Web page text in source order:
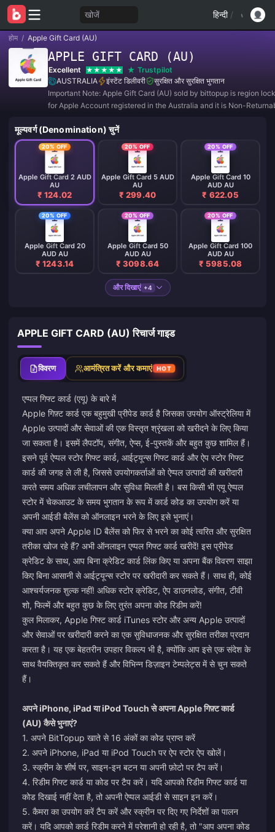
खोजें हिन्दी /
होम / Apple Gift Card (AU)
APPLE GIFT CARD (AU)
Excellent
Trustpilot
AUSTRALIA
इंस्टेंट डिलीवरी
सुरक्षित और सुरक्षित भुगतान
Important Note: Apple Gift Card (AU) sold by bittopup is region
for Apple Account registered in the Australia and it is Non-
मूल्यवर्ग (Denomination) चुनें
20% OFF
Apple Gift Card 2 AUD
AU
₹ 124.02
20% OFF
Apple Gift Card 5 AUD
AU
₹ 299.40
20% OFF
Apple Gift Card 10
AUD AU
₹ 622.05
20% OFF
Apple Gift Card 20
AUD AU
₹ 1243.14
20% OFF
Apple Gift Card 50
AUD AU
₹ 3098.64
20% OFF
Apple Gift Card 100
AUD AU
₹ 5985.08
और दिखाएं +4
APPLE GIFT CARD (AU) रिचार्ज गाइड
विवरण आमंत्रित करें और कमाएं HOT
एप्पल गिफ्ट कार्ड (एयू) के बारे में
Apple गिफ़्ट कार्ड एक बहुमुखी प्रीपेड कार्ड है जिसका उपयोग ऑस्ट्रेलिया में
Apple उत्पादों और सेवाओं की एक विस्तृत श्रृंखला को खरीदने के लिए किया
जा सकता है। इसमें लैपटॉप, संगीत, ऐप्स, ई-पुस्तकें और बहुत कुछ शामिल हैं।
इसने पूर्व ऐप्पल स्टोर गिफ्ट कार्ड, आईट्यून्स गिफ्ट कार्ड और ऐप स्टोर गिफ्ट
कार्ड की जगह ले ली है, जिससे उपयोगकर्ताओं को ऐप्पल उत्पादों की खरीदारी
करते समय अधिक लचीलापन और सुविधा मिलती है। बस किसी भी एयू ऐप्पल
स्टोर में चेकआउट के समय भुगतान के रूप में कार्ड कोड का उपयोग करें या
अपनी आईडी बैलेंस को ऑनलाइन भरने के लिए इसे भुनाएं।
क्या आप अपने Apple ID बैलेंस को फिर से भरने का कोई त्वरित और सुरक्षित
तरीका खोज रहे हैं? अभी ऑनलाइन एप्पल गिफ्ट कार्ड खरीदें! इस प्रीपेड
क्रेडिट के साथ, आप बिना क्रेडिट कार्ड लिंक किए या अपना बैंक विवरण साझा
किए बिना आसानी से आईट्यून्स स्टोर पर खरीदारी कर सकते हैं। साथ ही, कोई
आश्चर्यजनक शुल्क नहीं! अधिक स्टोर क्रेडिट, ऐप डाउनलोड, संगीत, टीवी
शो, फिल्में और बहुत कुछ के लिए तुरंत अपना कोड रिडीम करें!
कुल मिलाकर, Apple गिफ्ट कार्ड iTunes स्टोर और अन्य Apple उत्पादों
और सेवाओं पर खरीदारी करने का एक सुविधाजनक और सुरक्षित तरीका प्रदान
करता है। यह एक बेहतरीन उपहार विकल्प भी है, क्योंकि आप इसे एक संदेश के
साथ वैयक्तिकृत कर सकते हैं और विभिन्न डिज़ाइन टेम्पलेट्स में से चुन सकते
हैं।
अपने iPhone, iPad या iPod Touch से अपना Apple गिफ़्ट कार्ड
(AU) कैसे भुनाएं?
1. अपने BitTopup खाते से 16 अंकों का कोड प्राप्त करें
2. अपने iPhone, iPad या iPod Touch पर ऐप स्टोर ऐप खोलें।
3. स्क्रीन के शीर्ष पर, साइन-इन बटन या अपनी फ़ोटो पर टैप करें।
4. रिडीम गिफ्ट कार्ड या कोड पर टैप करें। यदि आपको रिडीम गिफ्ट कार्ड या
कोड दिखाई नहीं देता है, तो अपनी ऐप्पल आईडी से साइन इन करें।
5. कैमरा का उपयोग करें टैप करें और स्क्रीन पर दिए गए निर्देशों का पालन
करें। यदि आपको कार्ड रिडीम करने में परेशानी हो रही है, तो "आप अपना कोड